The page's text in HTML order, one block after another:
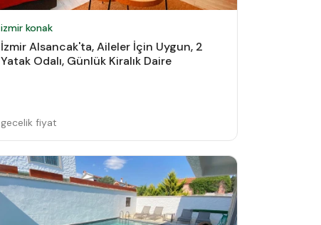
izmir konak
İzmir Alsancak'ta, Aileler İçin Uygun, 2
Yatak Odalı, Günlük Kiralık Daire
gecelik fiyat